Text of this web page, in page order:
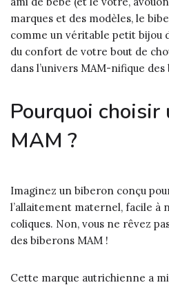
marques et des modèles, le
comme un véritable petit bijou
du confort de votre bout de
dans l’univers MAM-nifique des
Pourquoi choisir
MAM ?
Imaginez un biberon conçu
l’allaitement maternel, facile à
coliques. Non, vous ne rêvez
des biberons MAM !
Cette marque autrichienne a